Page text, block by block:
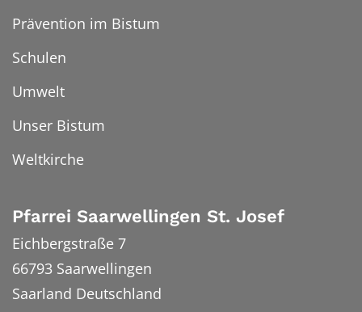
Prävention im Bistum
Schulen
Umwelt
Unser Bistum
Weltkirche
Pfarrei Saarwellingen St. Josef
Eichbergstraße 7
66793 Saarwellingen
Saarland Deutschland